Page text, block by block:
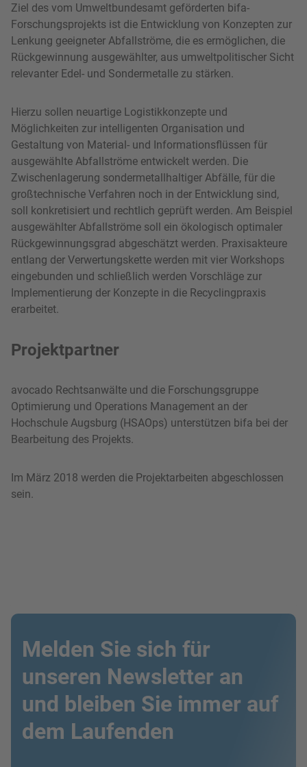
Ziel des vom Umweltbundesamt geförderten bifa-
Forschungsprojekts ist die Entwicklung von Konzepten zur
Lenkung geeigneter Abfallströme, die es ermöglichen, die
Rückgewinnung ausgewählter, aus umweltpolitischer Sicht
relevanter Edel- und Sondermetalle zu stärken.
Hierzu sollen neuartige Logistikkonzepte und
Möglichkeiten zur intelligenten Organisation und
Gestaltung von Material- und Informationsflüssen für
ausgewählte Abfallströme entwickelt werden. Die
Zwischenlagerung sondermetallhaltiger Abfälle, für die
großtechnische Verfahren noch in der Entwicklung sind,
soll konkretisiert und rechtlich geprüft werden. Am Beispiel
ausgewählter Abfallströme soll ein ökologisch optimaler
Rückgewinnungsgrad abgeschätzt werden. Praxisakteure
entlang der Verwertungskette werden mit vier Workshops
eingebunden und schließlich werden Vorschläge zur
Implementierung der Konzepte in die Recyclingpraxis
erarbeitet.
Projektpartner
avocado Rechtsanwälte und die Forschungsgruppe
Optimierung und Operations Management an der
Hochschule Augsburg (HSAOps) unterstützen bifa bei der
Bearbeitung des Projekts.
Im März 2018 werden die Projektarbeiten abgeschlossen
sein.
Melden Sie sich für
unseren Newsletter an
und bleiben Sie immer auf
dem Laufenden